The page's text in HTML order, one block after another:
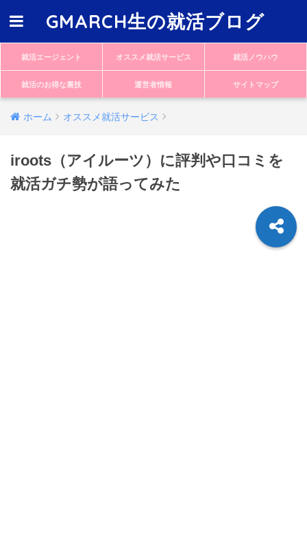
GMARCH生の就活ブログ
就活エージェント オススメ就活サービス 就活ノウハウ
就活のお得な裏技 運営者情報 サイトマップ
ホーム オススメ就活サービス
iroots（アイルーツ）に評判や口コミを
就活ガチ勢が語ってみた